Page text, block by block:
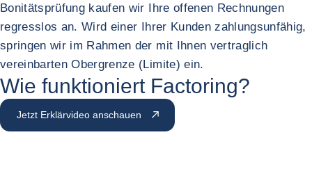
Bonitätsprüfung kaufen wir Ihre offenen Rechnungen
regresslos an. Wird einer Ihrer Kunden zahlungsunfähig,
springen wir im Rahmen der mit Ihnen vertraglich
vereinbarten Obergrenze (Limite) ein.
Wie funktioniert Factoring?
Jetzt Erklärvideo anschauen